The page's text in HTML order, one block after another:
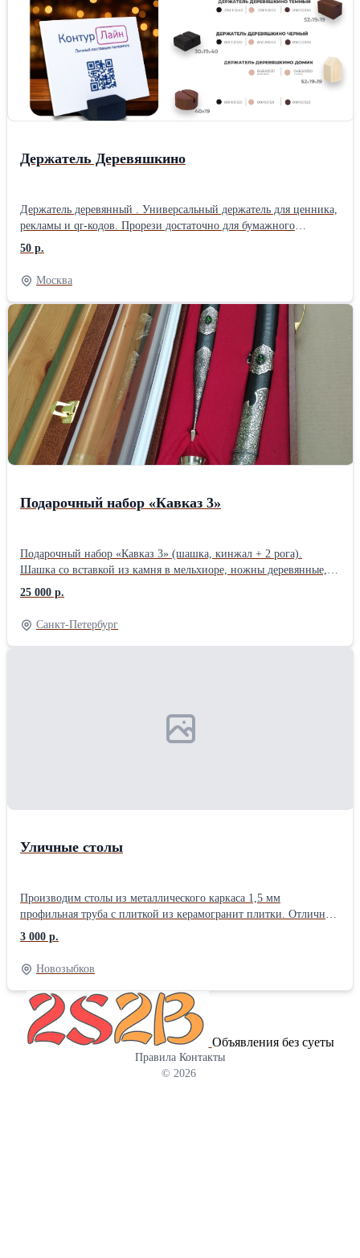
Держатель Деревяшкино
Держатель деревянный . Универсальный держатель для ценника,
рекламы и qr-кодов. Прорези достаточно для бумажного
носителя или пвх толщиной 2 мм. Товар серии Деревяшкино.
50 р.
Москва
Подарочный набор «Кавказ 3»
Подарочный набор «Кавказ 3» (шашка, кинжал + 2 рога).
Шашка со вставкой из камня в мельхиоре, ножны деревянные,
обтянутые кожей и кинжал кавказский, вставка с камнем в
мельхиоре. Детали украшений выполнены из мельхиора. Футляр
деревянный, с укладкой из красного бархата, крышка из
прозрачного стекла. Рога сувенирные КРС.
25 000 р.
Санкт-Петербург
Уличные столы
Производим столы из металлического каркаса 1,5 мм
профильная труба с плиткой из керамогранит плитки. Отличный
выбор для открытых кафе, зоны барбекю и тд... В ассортименте 4
вида плитки и каркас окрашивается в 4 цвета полимерного
покрытия (Черный, белый, серый металлик и серый гранит).
Размерный ряд 600х600, 800х800, 1200х600, в зависимости от
размеры, можно разместить от 2 до 6 человек...
3 000 р.
Новозыбков
Объявления без суеты
Правила Контакты
© 2026